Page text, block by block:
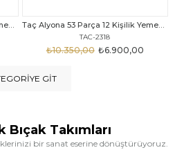
Taç Alyona 53 Parça 12 Kişilik Yemek Takımı Gold Taç Eliza Alyona 53 Parça 12 Kişilik Yemek Takımı Platin
TAC-2316
₺9.499,00
₺12.669,00
GIT
Bıçak Takımları
bir sanat eserine dönüştürüyoruz.